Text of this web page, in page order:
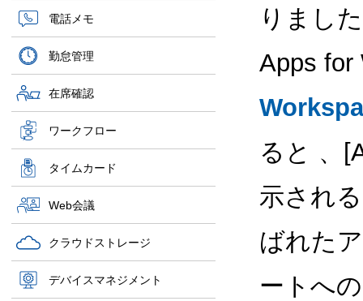
電話メモ
勤怠管理
在席確認
ワークフロー
タイムカード
Web会議
クラウドストレージ
デバイスマネジメント
りまし
Apps
ると 、
示され
ばれた
ートへ